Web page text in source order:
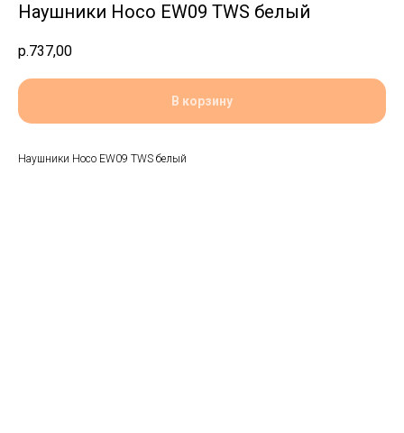
Наушники Hoco EW09 TWS белый
р.737,00
В корзину
Наушники Hoco EW09 TWS белый